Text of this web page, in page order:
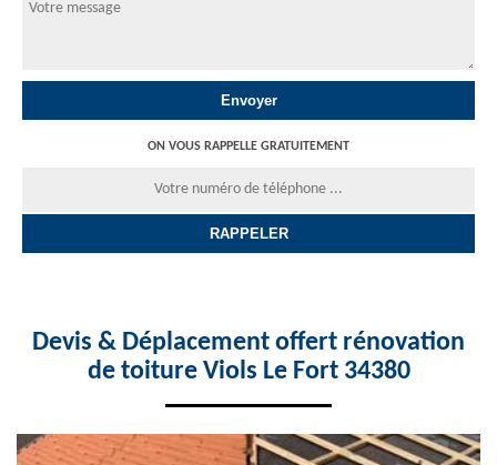
ON VOUS RAPPELLE GRATUITEMENT
Devis & Déplacement offert rénovation
de toiture Viols Le Fort 34380